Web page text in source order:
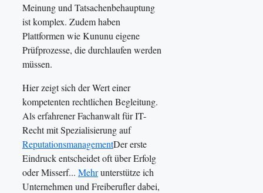
Meinung und Tatsachenbehauptung
ist komplex. Zudem haben
Plattformen wie Kununu eigene
Prüfprozesse, die durchlaufen werden
müssen.
Hier zeigt sich der Wert einer
kompetenten rechtlichen Begleitung.
Als erfahrener Fachanwalt für IT-
Recht mit Spezialisierung auf
ReputationsmanagementDer erste
Eindruck entscheidet oft über Erfolg
oder Misserf... Mehrunterstütze ich
Unternehmen und Freiberufler dabei,